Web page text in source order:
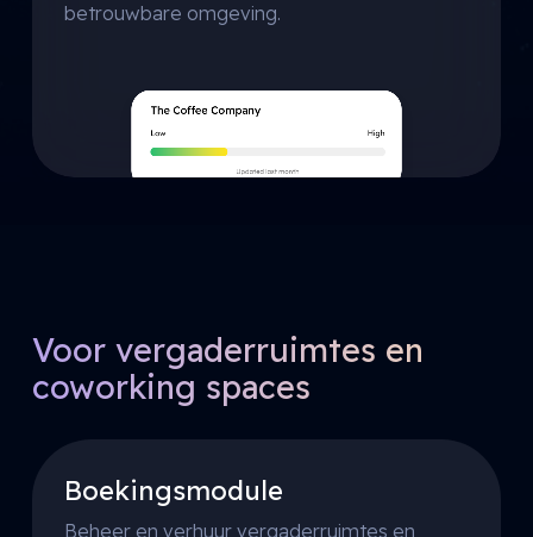
betrouwbare omgeving.
Voor vergaderruimtes en
coworking spaces
Boekingsmodule
Beheer en verhuur vergaderruimtes en